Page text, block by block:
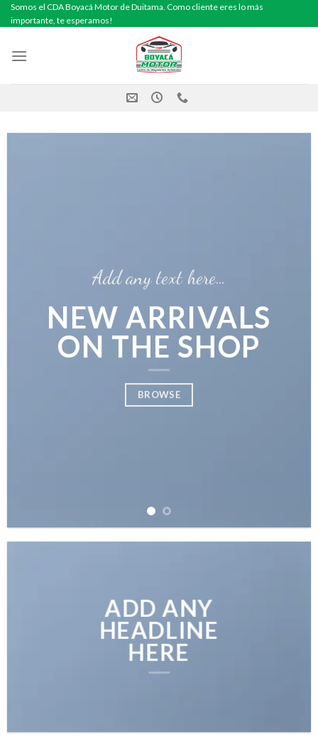
Skip
to
Somos el CDA Boyacá Motor de Duitama. Como cliente eres lo más
importante, te esperamos!
Add any text here…
NEW ARRIVALS
ON THE SHOP
BROWSE
ADD ANY
HEADLINE
HERE